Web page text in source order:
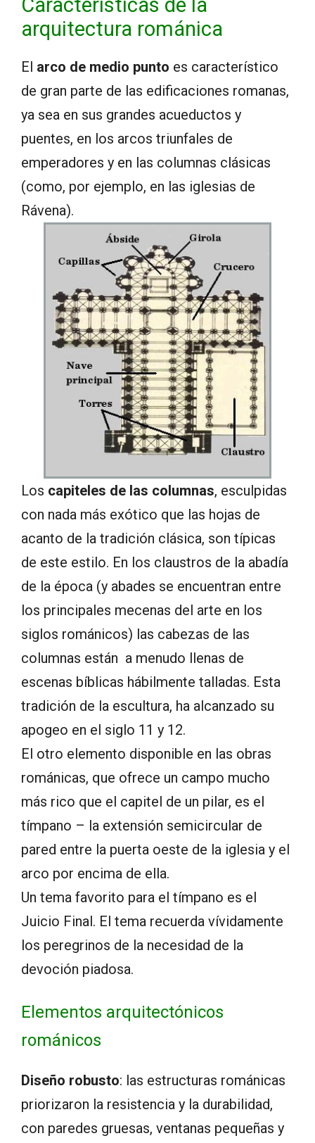
Características de la
arquitectura románica
El arco de medio punto es característico
de gran parte de las edificaciones romanas,
ya sea en sus grandes acueductos y
puentes, en los arcos triunfales de
emperadores y en las columnas clásicas
(como, por ejemplo, en las iglesias de
Rávena).
Los capiteles de las columnas, esculpidas
con nada más exótico que las hojas de
acanto de la tradición clásica, son típicas
de este estilo. En los claustros de la abadía
de la época (y abades se encuentran entre
los principales mecenas del arte en los
siglos románicos) las cabezas de las
columnas están a menudo llenas de
escenas bíblicas hábilmente talladas. Esta
tradición de la escultura, ha alcanzado su
apogeo en el siglo 11 y 12.
El otro elemento disponible en las obras
románicas, que ofrece un campo mucho
más rico que el capitel de un pilar, es el
tímpano – la extensión semicircular de
pared entre la puerta oeste de la iglesia y el
arco por encima de ella.
Un tema favorito para el tímpano es el
Juicio Final. El tema recuerda vívidamente
los peregrinos de la necesidad de la
devoción piadosa.
Elementos arquitectónicos
románicos
Diseño robusto: las estructuras románicas
priorizaron la resistencia y la durabilidad,
con paredes gruesas, ventanas pequeñas y